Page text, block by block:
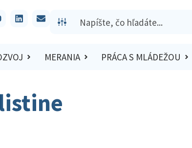
MERANIA PRÁCA S MLÁDEŽOU